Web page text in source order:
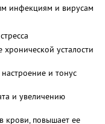
инфекциям и вирусам
усталости
и тонус
и увеличению
крови, повышает ее